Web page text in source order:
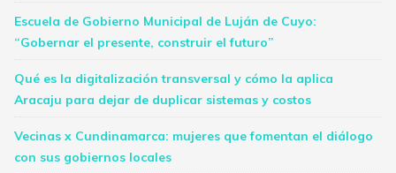
Escuela de Gobierno Municipal de Luján de Cuyo:
“Gobernar el presente, construir el futuro”
Qué es la digitalización transversal y cómo la aplica
Aracaju para dejar de duplicar sistemas y costos
Vecinas x Cundinamarca: mujeres que fomentan el diálogo
con sus gobiernos locales